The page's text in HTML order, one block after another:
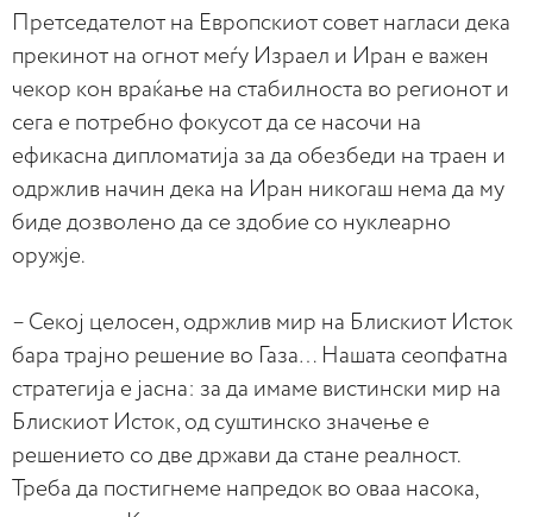
Претседателот на Европскиот совет нагласи дека
прекинот на огнот меѓу Израел и Иран е важен
чекор кон враќање на стабилноста во регионот и
сега е потребно фокусот да се насочи на
ефикасна дипломатија за да обезбеди на траен и
одржлив начин дека на Иран никогаш нема да му
биде дозволено да се здобие со нуклеарно
оружје.
– Секој целосен, одржлив мир на Блискиот Исток
бара трајно решение во Газа… Нашата сеопфатна
стратегија е јасна: за да имаме вистински мир на
Блискиот Исток, од суштинско значење е
решението со две држави да стане реалност.
Треба да постигнеме напредок во оваа насока,